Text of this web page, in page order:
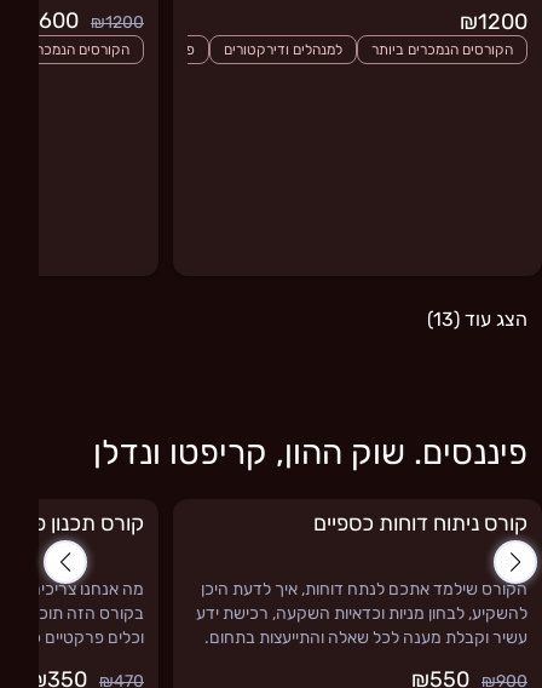
ומנועי צמיחה.
₪1200
הקורסים הנמכרים ביותר למנהלים ודירקטורים פיננסים. שוק ההון, קריפטו ונדלן
המנהל ליישם
₪1200
₪600
הקורסים הנמכרים
הצג עוד (13)
פיננסים. שוק ההון, קריפטו ונדלן
קורס ניתוח דוחות כספיים
הקורס שילמד אתכם לנתח דוחות, איך לדעת היכן
להשקיע, לבחון מניות וכדאיות השקעה, רכישת ידע
עשיר וקבלת מענה לכל שאלה והתייעצות בתחום.
₪900
קורס תכנון
מה אנחנו צריכים
בקורס הזה תוכלו
וכלים פרקטיים כדי
₪470
₪350